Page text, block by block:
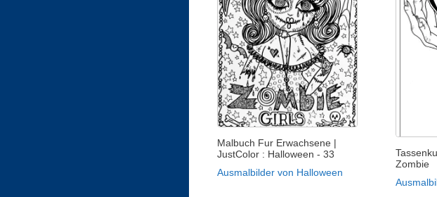
Malbuch Fur Erwachsene |
JustColor : Halloween - 33
Ausmalbilder von Halloween
Zombie